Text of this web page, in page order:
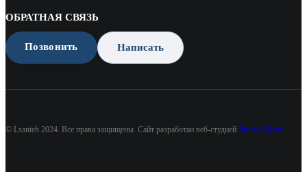
ОБРАТНАЯ СВЯЗЬ
Позвонить Написать
© Lsanteh 2024. Все права защищены. Сайт разработан веб-студией Бизнес Идея